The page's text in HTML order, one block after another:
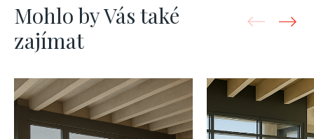
Mohlo by Vás také
zajímat